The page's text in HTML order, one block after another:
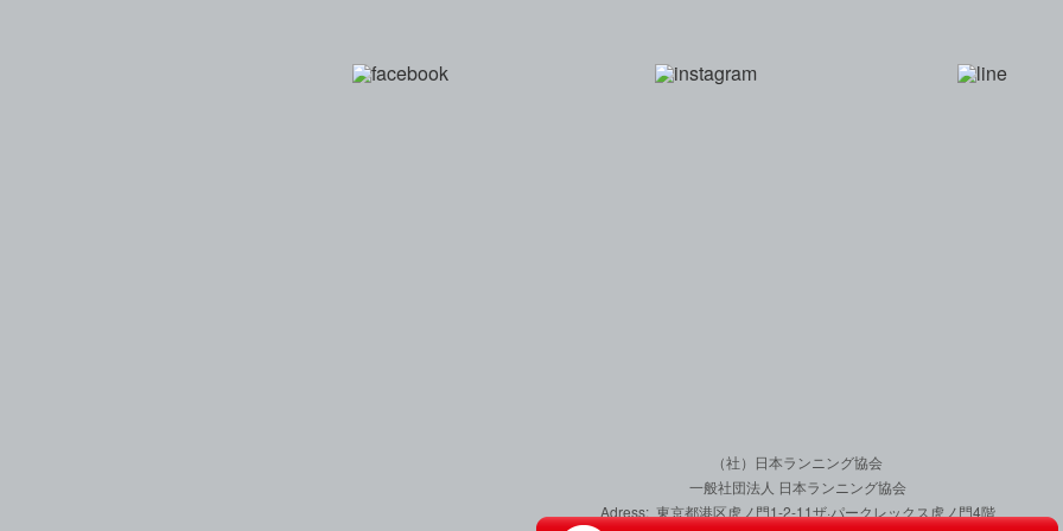
（社）日本ランニング協会
一般社団法人 日本ランニング協会
Adress: 東京都港区虎ノ門1-2-11ザ·パークレックス虎ノ門4階